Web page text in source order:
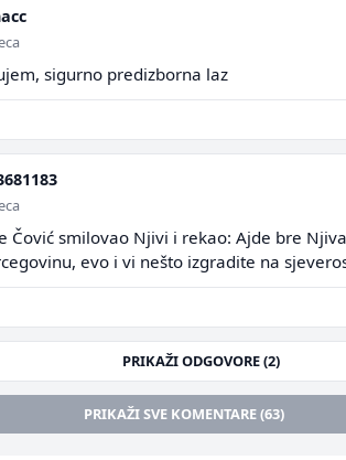
sigurno predizborna laz
Čović smilovao Njivi i rekao: Ajde bre
evo i vi nešto izgradite na
PRIKAŽI ODGOVORE (2)
PRIKAŽI SVE KOMENTARE (63)